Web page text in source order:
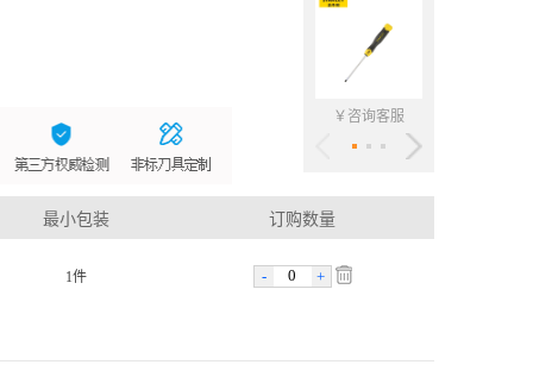
￥咨询客服
最小包装 订购数量
1件 - +